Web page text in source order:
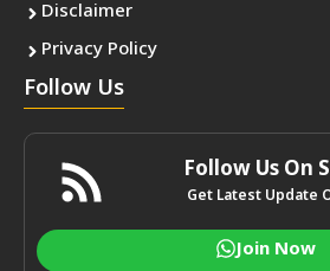
Disclaimer
Privacy Policy
Follow Us
Follow Us On
Get Latest Update
Join Now